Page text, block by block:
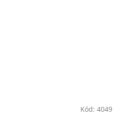
Kód: 4049